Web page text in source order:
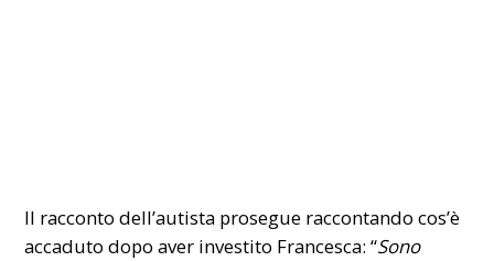
Il racconto dell’autista prosegue raccontando cos’è
accaduto dopo aver investito Francesca: “Sono